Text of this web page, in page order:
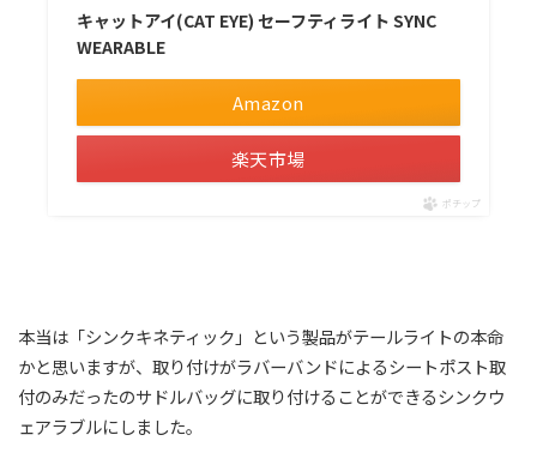
キャットアイ(CAT EYE) セーフティライト SYNC
WEARABLE
Amazon
楽天市場
ポチップ
本当は「シンクキネティック」という製品がテールライトの本命
かと思いますが、取り付けがラバーバンドによるシートポスト取
付のみだったのサドルバッグに取り付けることができるシンクウ
ェアラブルにしました。